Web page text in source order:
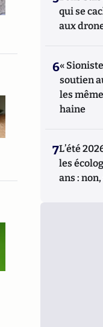
qui se
aux
6«
soutien
les
haine
7L’été
les
ans :